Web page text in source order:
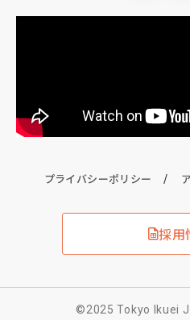
プライバシーポリシー
採用
©2025 Tokyo Ikuei